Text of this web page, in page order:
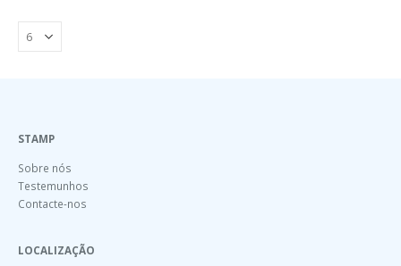
STAMP
Sobre nós
Testemunhos
Contacte-nos
LOCALIZAÇÃO